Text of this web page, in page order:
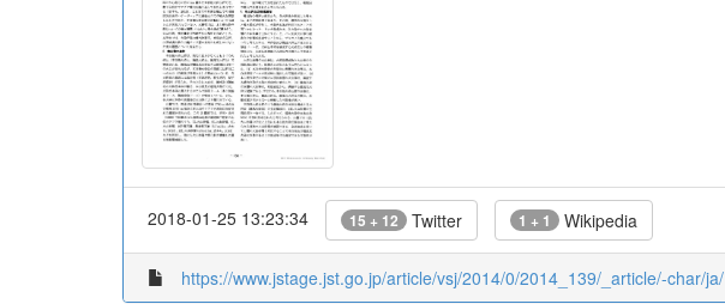
2018-01-25 13:23:34 15 + 12 Twitter 1 + 1 Wikipedia
https://www.jstage.jst.go.jp/article/vsj/2014/0/2014_139/_article/-char/ja/